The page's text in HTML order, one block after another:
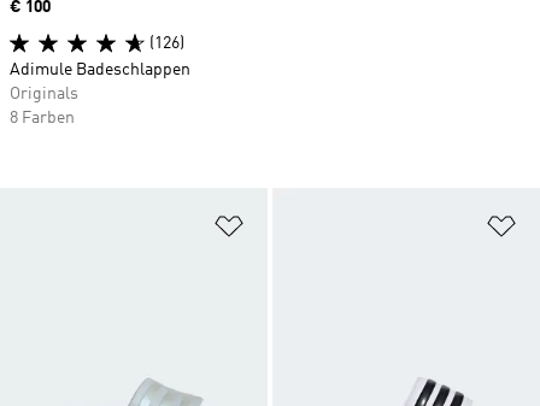
Price
€ 100
(126)
Adimule Badeschlappen
Originals
8 Farben